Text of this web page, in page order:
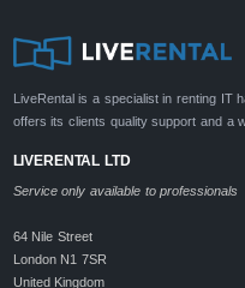
LiveRental is a specialist in renting IT
offers its clients quality support and a
LIVERENTAL LTD
Service only available to professionals
64 Nile Street
London N1 7SR
United Kingdom